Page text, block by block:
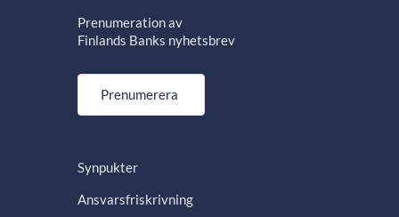
Prenumeration av
Finlands Banks nyhetsbrev
Prenumerera
Synpukter
Ansvarsfriskrivning